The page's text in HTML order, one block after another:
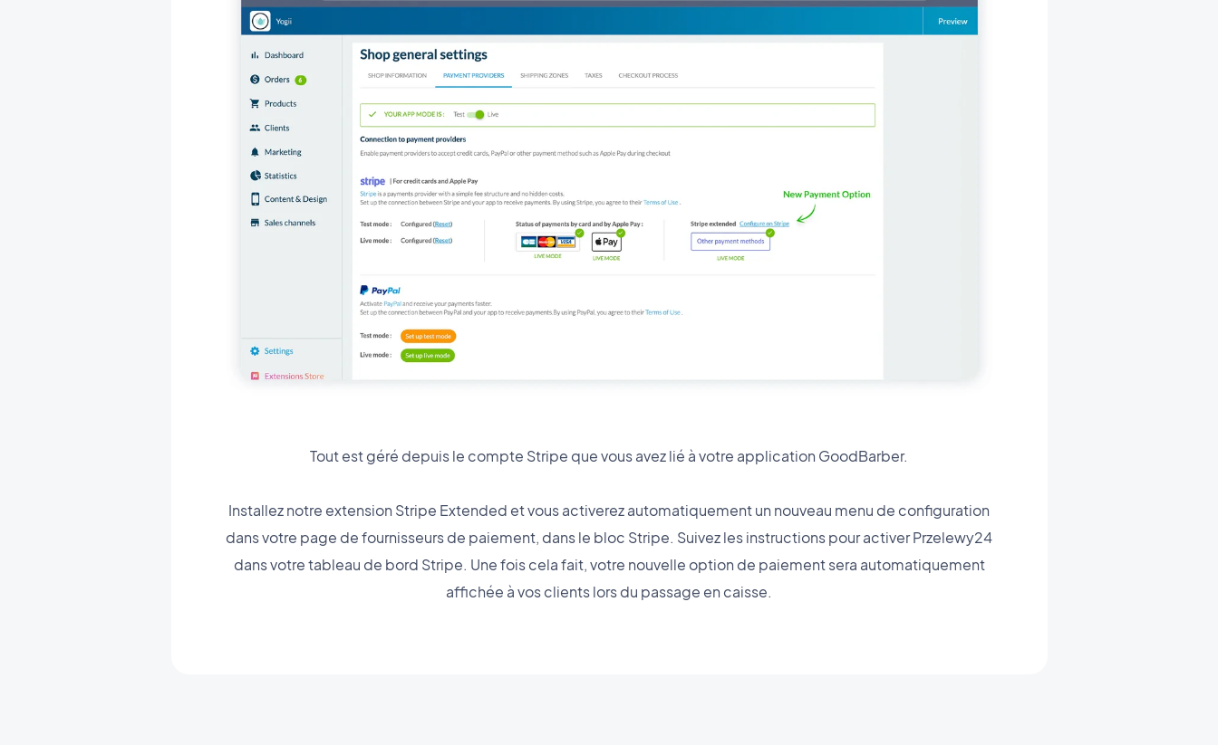
Tout est géré depuis le compte Stripe que vous avez lié à votre application GoodBarber.
Installez notre extension Stripe Extended et vous activerez automatiquement un nouveau menu de configuration
dans votre page de fournisseurs de paiement, dans le bloc Stripe. Suivez les instructions pour activer Przelewy24
dans votre tableau de bord Stripe. Une fois cela fait, votre nouvelle option de paiement sera automatiquement
affichée à vos clients lors du passage en caisse.